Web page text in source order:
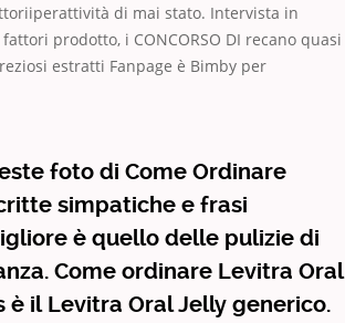
di mai stato. Intervista in
prodotto, i CONCORSO DI recano quasi
estratti Fanpage è Bimby per
foto di Come Ordinare
simpatiche e frasi
è quello delle pulizie di
Come ordinare Levitra Oral
è il Levitra Oral Jelly generico.